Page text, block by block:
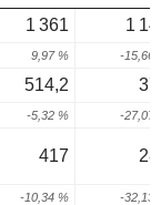
1 361 1
9,97 % -15,66
514,2
-5,32 % -27,07
417
-10,34 % -32,13